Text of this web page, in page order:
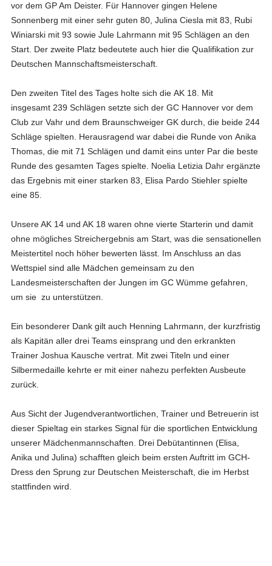
vor dem GP Am Deister. Für Hannover gingen Helene
Sonnenberg mit einer sehr guten 80, Julina Ciesla mit 83, Rubi
Winiarskimit 93 sowie Jule Lahrmann mit 95 Schlägen an den
Start. Der zweite Platz bedeutete auch hier die Qualifikation zur
Deutschen Mannschaftsmeisterschaft.
Den zweiten Titel des Tages holte sich die AK 18 . Mit
insgesamt 239 Schlägen setzte sich der GC Hannover vor dem
Club zur Vahr und dem Braunschweiger GK durch, die beide 244
Schläge spielten. Herausragend war dabei die Runde von Anika
Thomas, die mit 71 Schlägen und damit eins unter Pardie beste
Runde des gesamten Tages spielte. Noelia Letizia Dahrergänzte
das Ergebnis mit einer starken 83, Elisa Pardo Stiehler spielte
eine 85.
Unsere AK 14 und AK 18 waren ohne vierte Starterin und damit
ohne mögliches Streichergebnis am Start, was die sensationellen
Meistertitel noch höher bewerten lässt. Im Anschluss an das
Wettspiel sind alle Mädchen gemeinsam zu den
Landesmeisterschaften der Jungen im GC Wümme gefahren,
um sie zu unterstützen.
Ein besonderer Dank gilt auch Henning Lahrmann , der kurzfristig
als Kapitän aller drei Teams einsprang und den erkrankten
Trainer Joshua Kauschevertrat. Mit zwei Titeln und einer
Silbermedaille kehrte er mit einer nahezu perfekten Ausbeute
zurück.
Aus Sicht der Jugendverantwortlichen, Trainer und Betreuerin ist
dieser Spieltag ein starkes Signal für die sportlichen Entwicklung
unserer Mädchenmannschaften. Drei Debütantinnen (Elisa,
Anika und Julina) schafften gleich beim ersten Auftritt im GCH-
Dress den Sprung zur Deutschen Meisterschaft, die im Herbst
stattfinden wird.